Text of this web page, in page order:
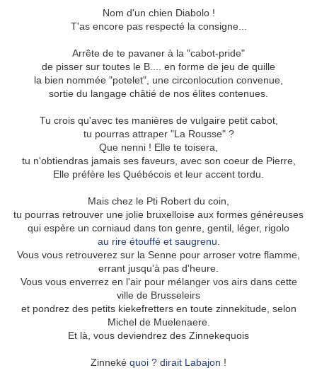
Nom d'un chien Diabolo !
T'as encore pas respecté la consigne...
Arrête de te pavaner à la "cabot-pride"
de pisser sur toutes le B.... en forme de jeu de quille
la bien nommée "potelet", une circonlocution convenue,
sortie du langage châtié de nos élites contenues.
Tu crois qu'avec tes manières de vulgaire petit cabot,
tu pourras attraper "La Rousse" ?
Que nenni ! Elle te toisera,
tu n'obtiendras jamais ses faveurs, avec son coeur de Pierre,
Elle préfère les Québécois et leur accent tordu.
Mais chez le Pti Robert du coin,
tu pourras retrouver une jolie bruxelloise aux formes généreuses
qui espère un corniaud dans ton genre, gentil, léger, rigolo
au rire étouffé et saugrenu
Vous vous retrouverez sur la Senne pour arroser votre flamme,
errant jusqu'à pas d'heure.
Vous vous enverrez en l'air pour mélanger vos airs dans cette
ville de Brusseleirs
et pondrez des petits kiekefretters en toute zinnekitude, selon
Michel de Muelenaere.
Et là, vous deviendrez des Zinnekequois
Zinneké quoi ? dirait Labajon !